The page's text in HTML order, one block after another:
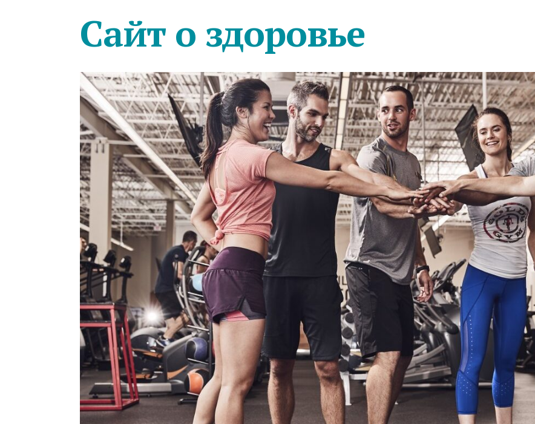
Сайт о здоровье